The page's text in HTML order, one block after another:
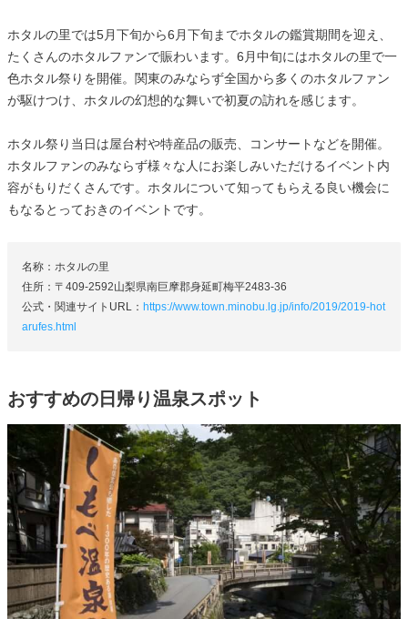
ホタルの里では5月下旬から6月下旬までホタルの鑑賞期間を迎え、
たくさんのホタルファンで賑わいます。6月中旬にはホタルの里で一
色ホタル祭りを開催。関東のみならず全国から多くのホタルファン
が駆けつけ、ホタルの幻想的な舞いで初夏の訪れを感じます。
ホタル祭り当日は屋台村や特産品の販売、コンサートなどを開催。
ホタルファンのみならず様々な人にお楽しみいただけるイベント内
容がもりだくさんです。ホタルについて知ってもらえる良い機会に
もなるとっておきのイベントです。
名称：ホタルの里
住所：〒409-2592山梨県南巨摩郡身延町梅平2483-36
公式・関連サイトURL： https://www.town.minobu.lg.jp/info/2019/2019-hot
arufes.html
おすすめの日帰り温泉スポット